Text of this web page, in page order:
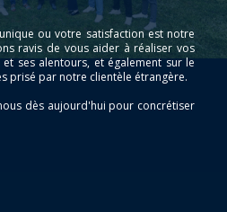
ou votre satisfaction est notre
ravis de vous aider à réaliser vos
ses alentours, et également sur le
prisé par notre clientèle étrangère.
dès aujourd'hui pour concrétiser